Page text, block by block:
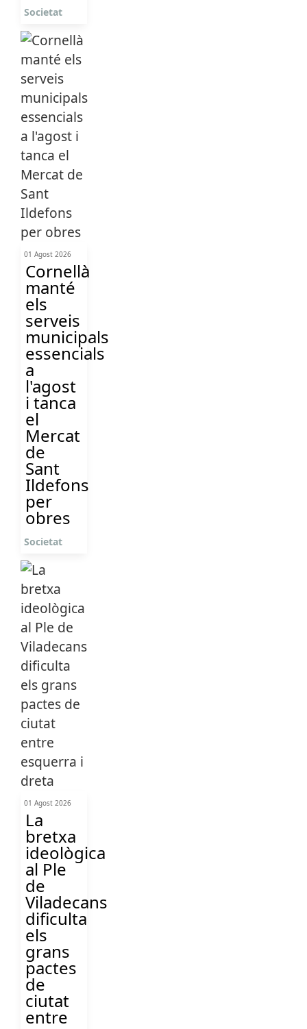
Societat
01 Agost 2026
Cornellà
manté
els
serveis
municipals
essencials
a
l'agost
i tanca
el
Mercat
de
Sant
Ildefons
per
obres
Societat
01 Agost 2026
La
bretxa
ideològica
al Ple
de
Viladecans
dificulta
els
grans
pactes
de
ciutat
entre